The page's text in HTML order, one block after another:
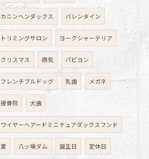
カニンヘンダックス バレンタイン
トリミングサロン ヨークシャーテリア
クリスマス 病気 パピヨン
フレンチブルドッグ 乳歯 メガネ
接骨院 犬歯
ワイヤーヘアードミニチュアダックスフンド
夏 八ッ場ダム 誕生日 定休日